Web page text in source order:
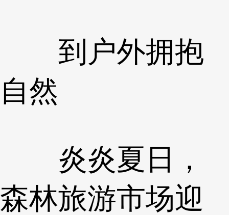
到户外拥抱
自然
炎炎夏日，
森林旅游市场迎